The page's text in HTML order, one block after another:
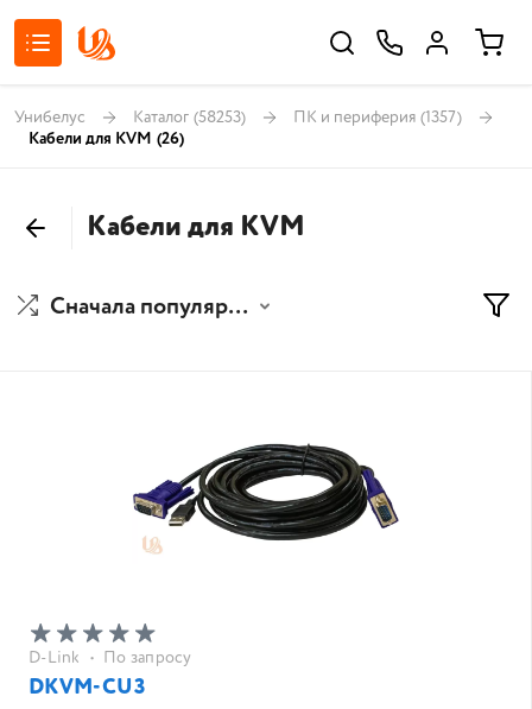
Унибелус Каталог (58253) ПК и периферия (1357)
Кабели для KVM (26)
Кабели для KVM
Сначала популярные
D-Link • По запросу
DKVM-CU3